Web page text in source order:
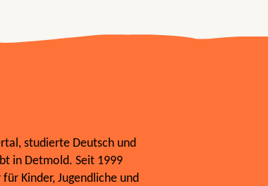
studierte Deutsch und
in Detmold. Seit 1999
Kinder, Jugendliche und